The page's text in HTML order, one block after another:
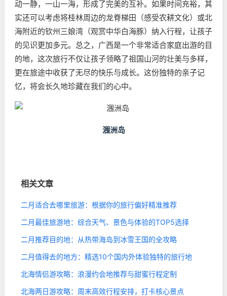
动一静，一山一海，形成了完美的互补。如果时间充裕，其
实还可以考虑将桂林周边的龙脊梯田（感受农耕文化）或北
海附近的钦州三娘湾（观赏中华白海豚）纳入行程，让孩子
的见识更加多元。总之，广西是一个非常适合家庭出游的目
的地，这次旅行不仅让孩子领略了祖国山河的壮美与多样，
更在旅途中收获了无尽的快乐与成长。这份独特的亲子记
忆，将会长久地珍藏在我们的心中。
涠洲岛
相关文章
二月适合去哪里旅游：根据你的旅行偏好精准推荐
二月最佳旅游地：综合天气、景色与体验的TOP5选择
二月推荐目的地：从热带海岛到冰雪王国的全攻略
二月值得去的地方：精选10个国内外体验独特的旅行地
北海情侣游攻略：浪漫约会地推荐与甜蜜行程定制
北海两日游攻略：周末高效行程安排，打卡核心景点